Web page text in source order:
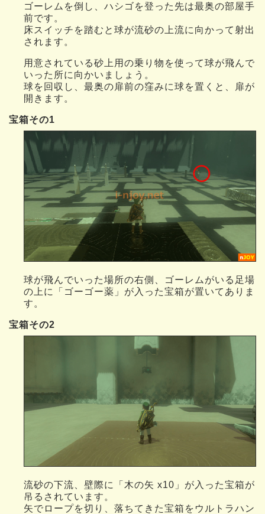
ゴーレムを倒し、ハシゴを登った先は最奥の部屋手
前です。
床スイッチを踏むと球が流砂の上流に向かって射出
されます。
用意されている砂上用の乗り物を使って球が飛んで
いった所に向かいましょう。
球を回収し、最奥の扉前の窪みに球を置くと、扉が
開きます。
宝箱その1
球が飛んでいった場所の右側、ゴーレムがいる足場
の上に「ゴーゴー薬」が入った宝箱が置いてありま
す。
宝箱その2
流砂の下流、壁際に「木の矢 x10」が入った宝箱が
吊るされています。
矢でロープを切り、落ちてきた宝箱をウルトラハン